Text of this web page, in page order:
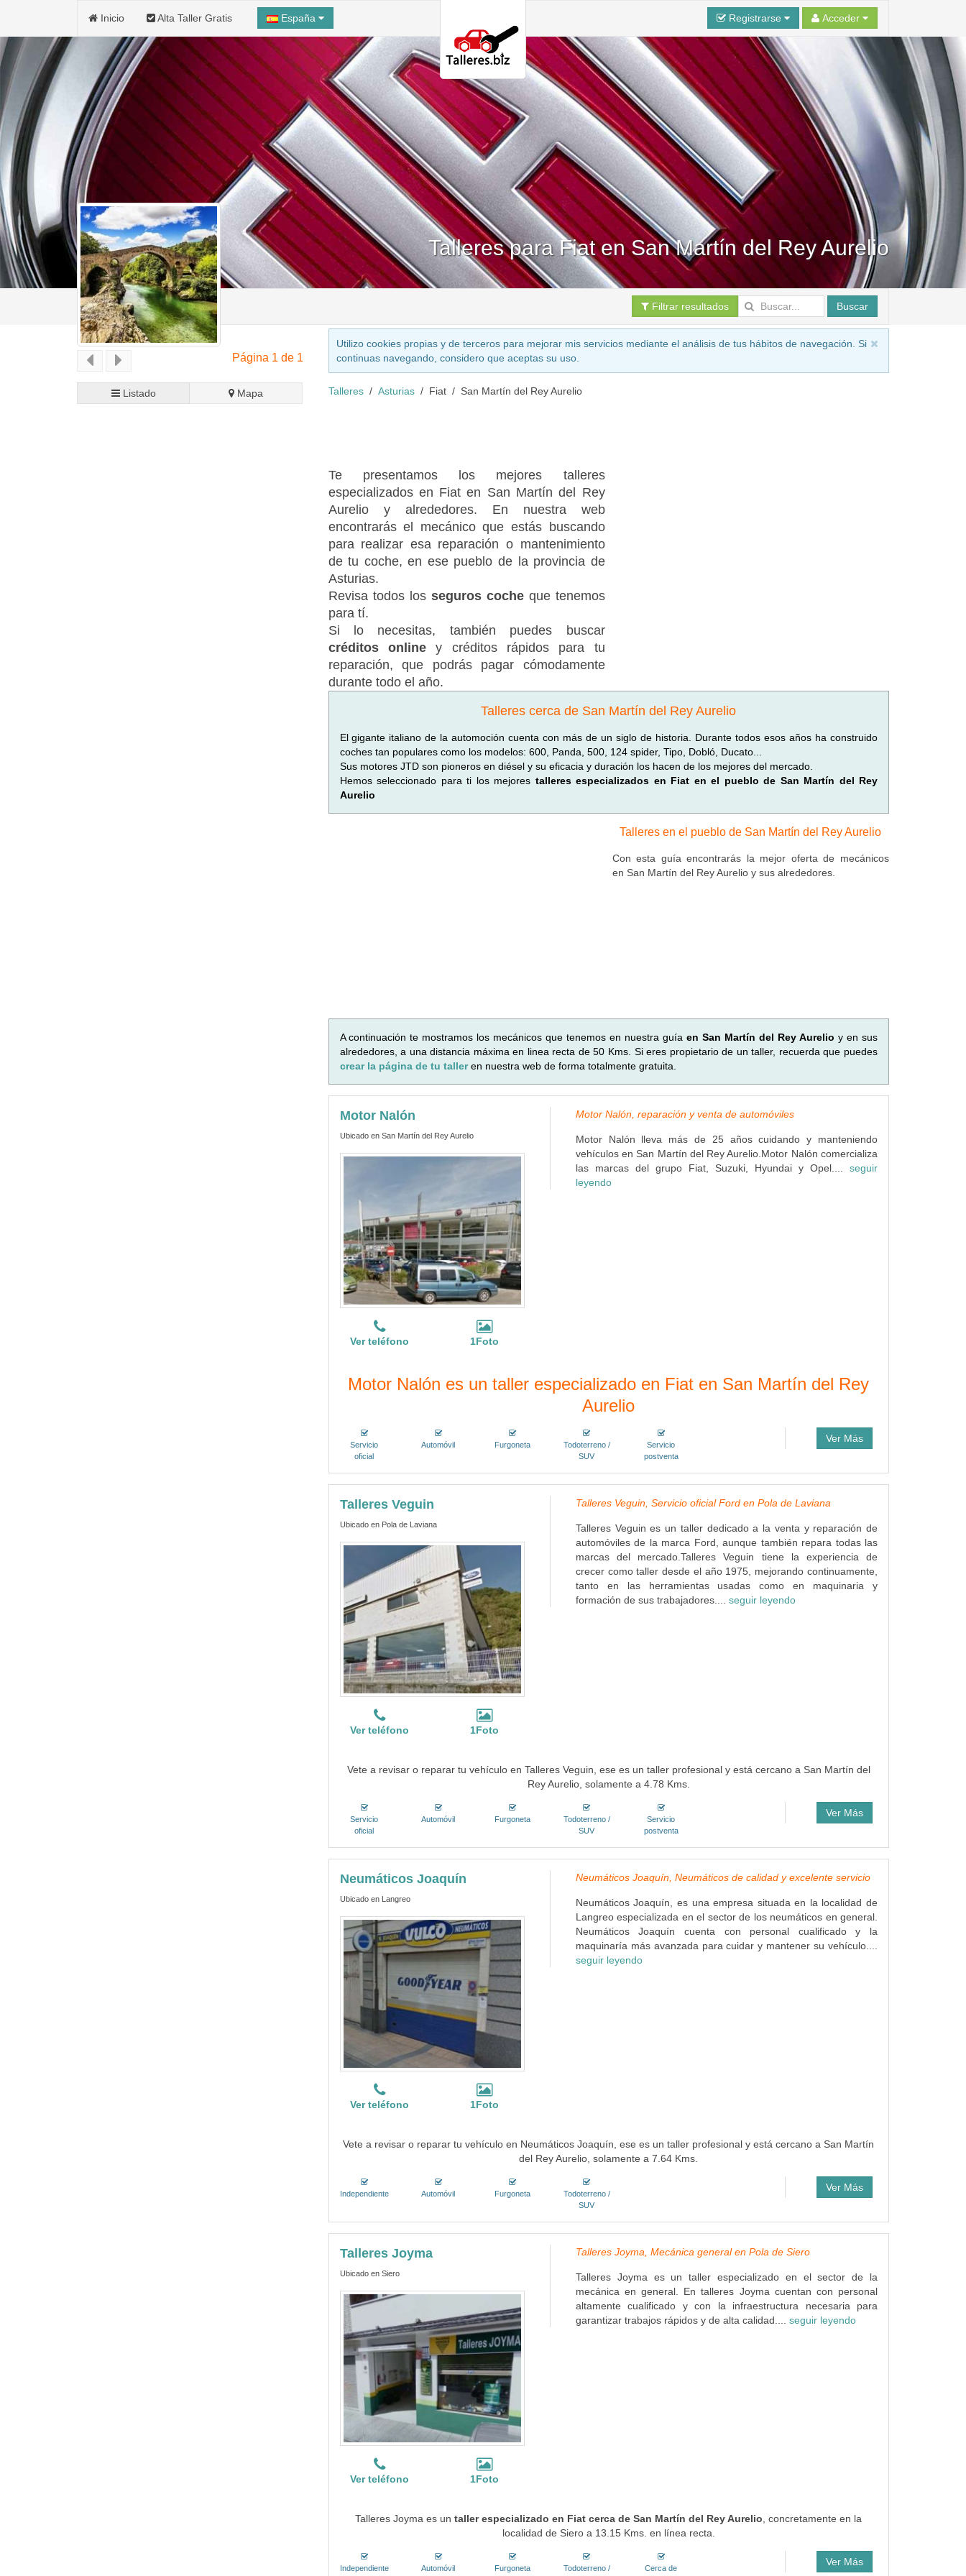
Inicio Alta Taller Gratis España Registrarse Acceder
Talleres para Fiat en San Martín del Rey Aurelio
Filtrar resultados Buscar
Página 1 de 1
Listado Mapa
Utilizo cookies propias y de terceros para mejorar mis servicios mediante el análisis de tus hábitos de navegación. Si
continuas navegando, considero que aceptas su uso.
Talleres Asturias Fiat San Martín del Rey Aurelio
Te presentamos los mejores talleres
especializados en Fiat en San Martín del Rey
Aurelio y alrededores. En nuestra web
encontrarás el mecánico que estás buscando
para realizar esa reparación o mantenimiento
de tu coche, en ese pueblo de la provincia de
Asturias.
Revisa todos los seguros cocheque tenemos
para tí.
Si lo necesitas, también puedes buscar
créditos onliney créditos rápidos para tu
reparación, que podrás pagar cómodamente
durante todo el año.
Talleres cerca de San Martín del Rey Aurelio
El gigante italiano de la automoción cuenta con más de un siglo de historia. Durante todos esos años ha construido
coches tan populares como los modelos: 600, Panda, 500, 124 spider, Tipo, Dobló, Ducato...
Sus motores JTD son pioneros en diésel y su eficacia y duración los hacen de los mejores del mercado.
Hemos seleccionado para ti los mejores talleres especializados en Fiat en el pueblo de San Martín del Rey
Aurelio
Talleres en el pueblo de San Martín del Rey Aurelio
Con esta guía encontrarás la mejor oferta de mecánicos
en San Martín del Rey Aurelio y sus alrededores.
A continuación te mostramos los mecánicos que tenemos en nuestra guíaen San Martín del Rey Aurelio y en sus
alrededores, a una distancia máxima en linea recta de 50 Kms. Si eres propietario de un taller, recuerda que puedes
crear la página de tu talleren nuestra web de forma totalmente gratuita.
Motor Nalón
Ubicado en San Martín del Rey Aurelio
Ver teléfono 1Foto
Motor Nalón, reparación y venta de automóviles
Motor Nalón lleva más de 25 años cuidando y manteniendo
vehículos en San Martín del Rey Aurelio.Motor Nalón comercializa
las marcas del grupo Fiat, Suzuki, Hyundai y Opel.... seguir
leyendo
Motor Nalón es un taller especializado en Fiat en San Martín del Rey
Aurelio
Servicio
oficial
Automóvil Furgoneta
Todoterreno /
SUV
Servicio
postventa
Ver Más
Talleres Veguin
Ubicado en Pola de Laviana
Ver teléfono 1Foto
Talleres Veguin, Servicio oficial Ford en Pola de Laviana
Talleres Veguin es un taller dedicado a la venta y reparación de
automóviles de la marca Ford, aunque también repara todas las
marcas del mercado.Talleres Veguin tiene la experiencia de
crecer como taller desde el año 1975, mejorando continuamente,
tanto en las herramientas usadas como en maquinaria y
formación de sus trabajadores.... seguir leyendo
Vete a revisar o reparar tu vehículo en Talleres Veguin, ese es un taller profesional y está cercano a San Martín del
Rey Aurelio, solamente a 4.78 Kms.
Servicio
oficial
Automóvil Furgoneta
Todoterreno /
SUV
Servicio
postventa
Ver Más
Neumáticos Joaquín
Ubicado en Langreo
Ver teléfono 1Foto
Neumáticos Joaquín, Neumáticos de calidad y excelente servicio
Neumáticos Joaquín, es una empresa situada en la localidad de
Langreo especializada en el sector de los neumáticos en general.
Neumáticos Joaquín cuenta con personal cualificado y la
maquinaría más avanzada para cuidar y mantener su vehículo....
seguir leyendo
Vete a revisar o reparar tu vehículo en Neumáticos Joaquín, ese es un taller profesional y está cercano a San Martín
del Rey Aurelio, solamente a 7.64 Kms.
Independiente Automóvil Furgoneta
Todoterreno /
SUV
Ver Más
Talleres Joyma
Ubicado en Siero
Ver teléfono 1Foto
Talleres Joyma, Mecánica general en Pola de Siero
Talleres Joyma es un taller especializado en el sector de la
mecánica en general. En talleres Joyma cuentan con personal
altamente cualificado y con la infraestructura necesaria para
garantizar trabajos rápidos y de alta calidad.... seguir leyendo
Talleres Joyma es untaller especializado en Fiat cerca de San Martín del Rey Aurelio , concretamente en la
localidad de Siero a 13.15 Kms. en línea recta.
Independiente Automóvil Furgoneta
Todoterreno /
Cerca de
Ver Más